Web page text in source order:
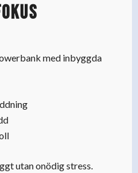
med inbyggda
utan onödig stress.